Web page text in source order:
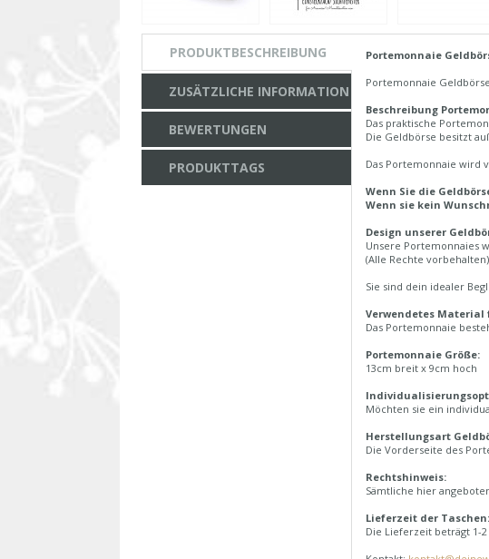
PRODUKTBESCHREIBUNG
ZUSÄTZLICHE INFORMATION
BEWERTUNGEN
PRODUKTTAGS
Portemonnaie
Portemonnaie
Beschreibung
Das praktische
Die Geldbörse besitzt
Das Portemonnaie wird
Wenn Sie die
Wenn sie kein
Design unserer
Unsere Portemonnaies
(Alle Rechte vorbehalten)
Sie sind dein idealer
Verwendetes Material
Das Portemonnaie
Portemonnaie Größe:
13cm breit x 9cm hoch
Möchten sie ein
Herstellungsart
Die Vorderseite des
Rechtshinweis:
Sämtliche hier
Lieferzeit der Taschen:
Die Lieferzeit beträgt 1-